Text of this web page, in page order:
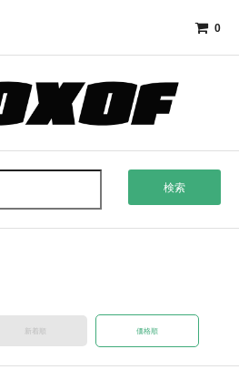
0
検索
新着順 価格順